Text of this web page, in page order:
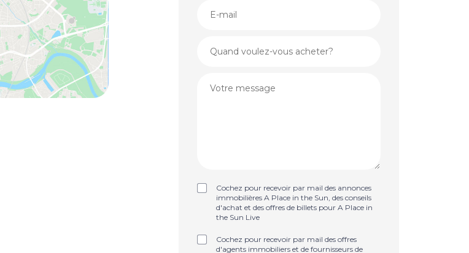
Cochez pour recevoir par mail des annonces
immobilières A Place in the Sun, des conseils
d'achat et des offres de billets pour A Place in
the Sun Live
Cochez pour recevoir par mail des offres
d'agents immobiliers et de fournisseurs de